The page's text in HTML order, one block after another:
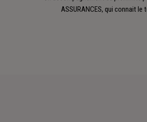
ASSURANCES, qui connait le